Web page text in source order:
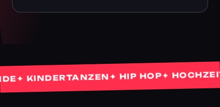
KINDERTANZEN✦ HIP HOP ✦